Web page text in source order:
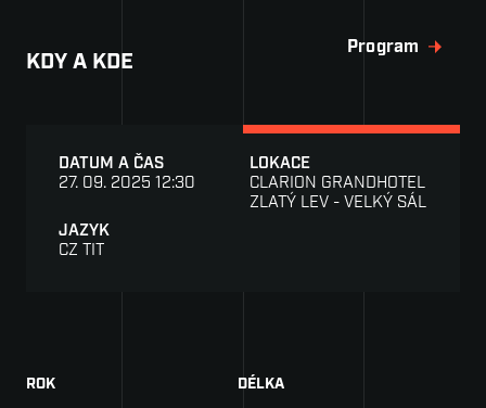
KDY A KDE
Program
DATUM A ČAS
27. 09. 2025 12:30
LOKACE
CLARION GRANDHOTEL
ZLATÝ LEV - VELKÝ SÁL
JAZYK
CZ TIT
ROK DÉLKA